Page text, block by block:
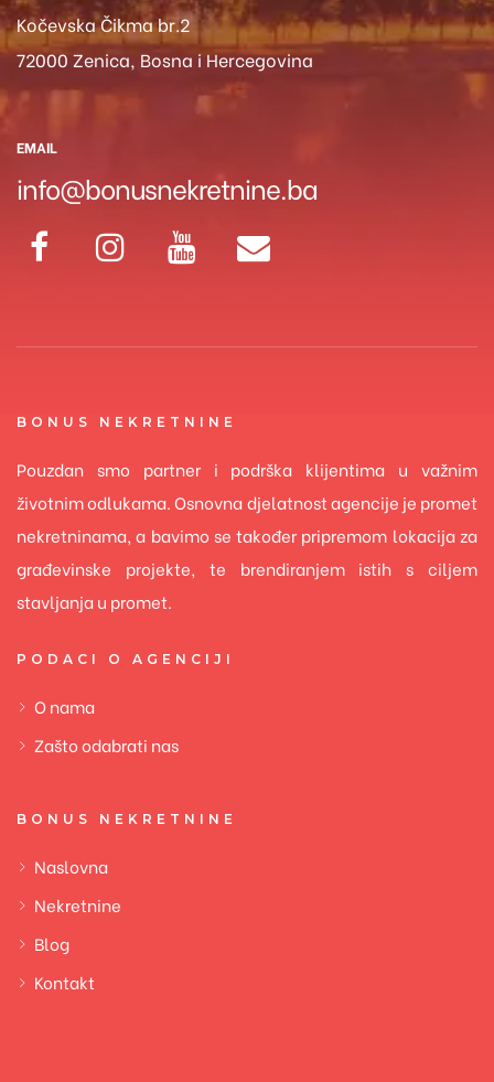
Kočevska Čikma br.2
72000 Zenica, Bosna i Hercegovina
EMAIL
info@bonusnekretnine.ba
BONUS NEKRETNINE
Pouzdan smo partner i podrška klijentima u važnim
životnim odlukama. Osnovna djelatnost agencije je promet
nekretninama, a bavimo se također pripremom lokacija za
građevinske projekte, te brendiranjem istih s ciljem
stavljanja u promet.
PODACI O AGENCIJI
O nama
Zašto odabrati nas
BONUS NEKRETNINE
Naslovna
Nekretnine
Blog
Kontakt